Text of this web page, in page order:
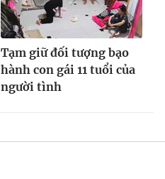
Tạm giữ đối tượng bạo
hành con gái 11 tuổi của
người tình